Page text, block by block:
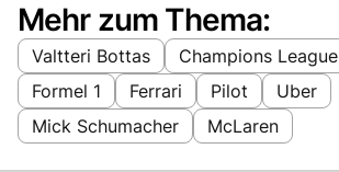
Mehr zum Thema:
Valtteri Bottas
Champions League
Formel 1
Ferrari Pilot
Uber
Mick Schumacher
McLaren